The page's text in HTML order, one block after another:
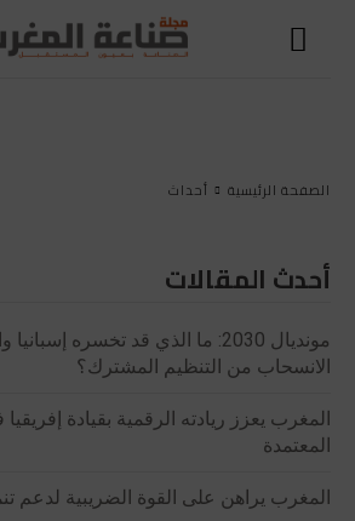
الصفحة الرئيسية أحداث
أحدث المقالات
مونديال 2030: ما الذي قد تخسره
الانسحاب من التنظيم المشترك؟
المغرب يعزز ريادته الرقمية بقيادة
المعتمدة
المغرب يراهن على القوة الضريبية لدعم